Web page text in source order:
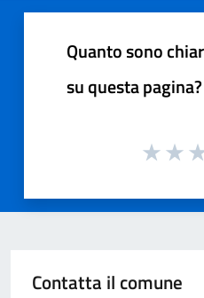
Quanto sono
su questa pagina?
Contatta il comune